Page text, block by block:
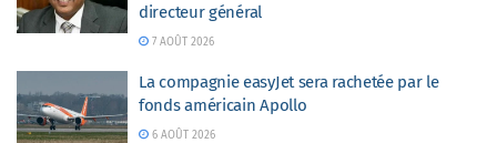
directeur général
7 AOÛT 2026
La compagnie easyJet sera rachetée par le
fonds américain Apollo
6 AOÛT 2026